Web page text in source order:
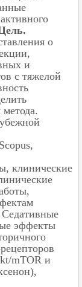
о
и
с тяжелой
клинические
Седативные
эффекты
mTOR и